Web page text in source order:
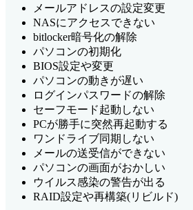
メールアドレスの設定変更
NASにアクセスできない
bitlocker暗号化の解除
パソコンの初期化
BIOS設定や変更
パソコンの動きが遅い
ログインパスワードの解除
セーフモード起動しない
PCが勝手に突然再起動する
ワンドライブ同期しない
メールの送受信ができない
パソコンの画面がおかしい
ウイルス感染の警告が出る
RAID設定や再構築(リビルド)